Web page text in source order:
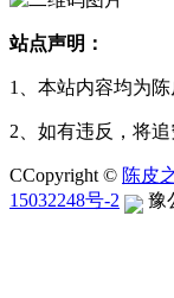
站点声明：
1、本站内容均为
2、如有违反，将追
CCopyright © 陈皮
15032248号-2
豫